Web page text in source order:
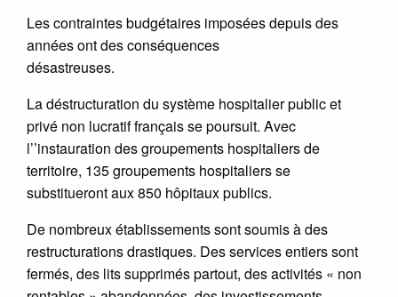
Les contraintes budgétaires imposées depuis des
années ont des conséquences
désastreuses.
La déstructuration du système hospitalier public et
privé non lucratif français se poursuit. Avec
l’’instauration des groupements hospitaliers de
territoire, 135 groupements hospitaliers se
substitueront aux 850 hôpitaux publics.
De nombreux établissements sont soumis à des
restructurations drastiques. Des services entiers sont
fermés, des lits supprimés partout, des activités « non